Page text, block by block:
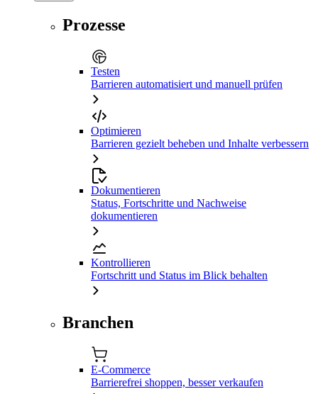
Prozesse
Testen
Barrieren automatisiert und manuell prüfen
Optimieren
Barrieren gezielt beheben und Inhalte verbessern
Dokumentieren
Status, Fortschritte und Nachweise
dokumentieren
Kontrollieren
Fortschritt und Status im Blick behalten
Branchen
E-Commerce
Barrierefrei shoppen, besser verkaufen